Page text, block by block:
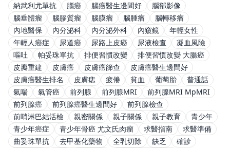
納武利尤單抗
腦癌 腦癌醫生邊間好
腦部影像
腦垂體瘤
腦膠質瘤 腦膜瘤 腦腫瘤
腦轉移瘤
內地醫保
內分泌科 內分泌外科 內窺鏡
年輕女性
年輕人癌症
尿道癌 尿路上皮癌 尿液檢查
凝血風險
嘔吐
帕妥珠單抗 排便習慣改變
排便習慣改變 大腸癌
皮瓣重建
皮膚癌 皮膚癌篩查
皮膚癌醫生邊間好
皮膚癌醫生排名
皮膚痣 疲倦 貧血 葡萄胎
普通話
氣喘
氣管癌 前列腺 前列腺MRI
前列腺MRI MpMRI
前列腺癌
前列腺癌醫生邊間好
前列腺檢查
前哨淋巴結活檢
親密關係 親子關係 親子教育
青少年
青少年癌症
青少年骨癌 尤文氏肉瘤 求醫指南
求醫準備
曲妥珠單抗
去甲基化藥物 全乳切除 缺乏
確診